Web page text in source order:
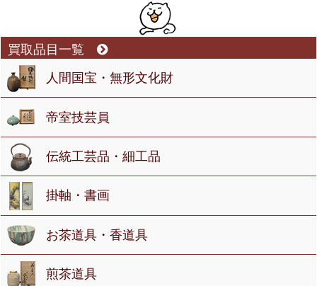
買取品目一覧
人間国宝・無形文化財
帝室技芸員
伝統工芸品・細工品
掛軸・書画
お茶道具・香道具
煎茶道具